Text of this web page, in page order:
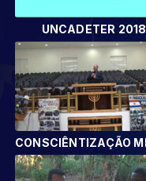
UNCADETER 2018